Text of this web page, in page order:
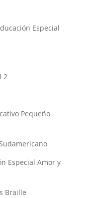
Especial
2
Pequeño
Especial Amor y
Braille